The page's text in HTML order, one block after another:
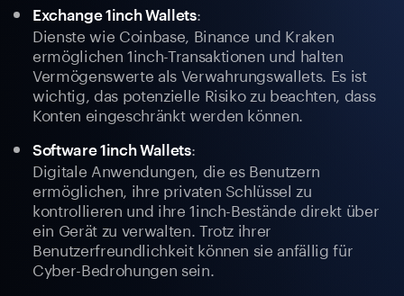
Exchange 1inch Wallets:
Dienste wie Coinbase, Binance und Kraken
ermöglichen 1inch-Transaktionen und halten
Vermögenswerte als Verwahrungswallets. Es ist
wichtig, das potenzielle Risiko zu beachten, dass
Konten eingeschränkt werden können.
Software 1inch Wallets:
Digitale Anwendungen, die es Benutzern
ermöglichen, ihre privaten Schlüssel zu
kontrollieren und ihre 1inch-Bestände direkt über
ein Gerät zu verwalten. Trotz ihrer
Benutzerfreundlichkeit können sie anfällig für
Cyber-Bedrohungen sein.